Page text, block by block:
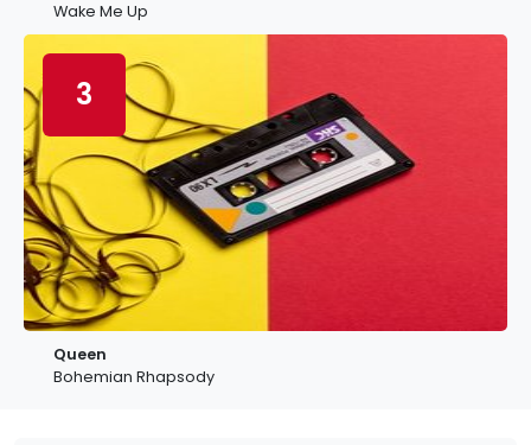
Wake Me Up
3
Queen
Bohemian Rhapsody